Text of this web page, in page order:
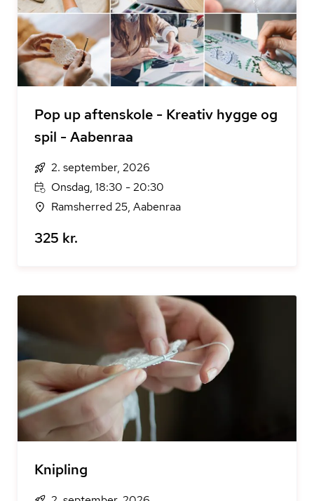
Pop up aftenskole - Kreativ hygge og
spil - Aabenraa
2. september, 2026
Onsdag, 18:30 - 20:30
Ramsherred 25, Aabenraa
325 kr.
Knipling